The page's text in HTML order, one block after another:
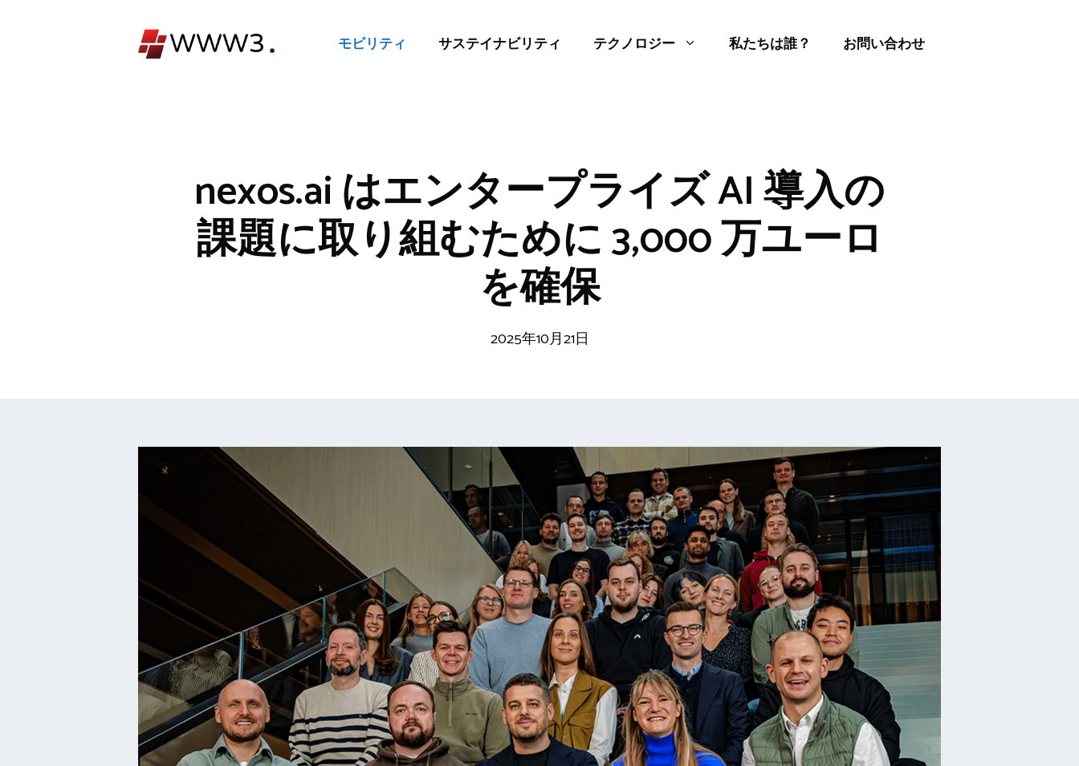
モビリティ サステイナビリティ テクノロジー 私たちは誰？ お問い合わせ
nexos.ai はエンタープライズ AI 導入の
課題に取り組むために 3,000 万ユーロ
を確保
2025年10月21日